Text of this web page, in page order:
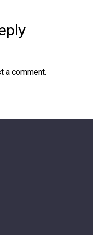
a comment.